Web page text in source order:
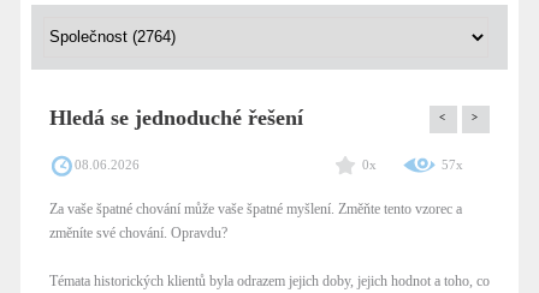
Hledá se jednoduché řešení < >
08.06.2026 0x 57x
Za vaše špatné chování může vaše špatné myšlení. Změňte tento vzorec a
změníte své chování. Opravdu?
Témata historických klientů byla odrazem jejich doby, jejich hodnot a toho, co